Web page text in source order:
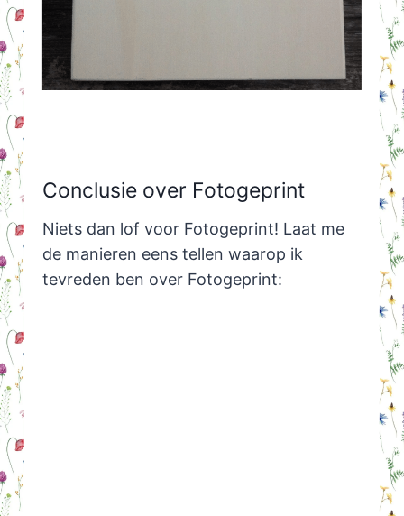
Conclusie over Fotogeprint
Niets dan lof voor Fotogeprint! Laat me
de manieren eens tellen waarop ik
tevreden ben over Fotogeprint: